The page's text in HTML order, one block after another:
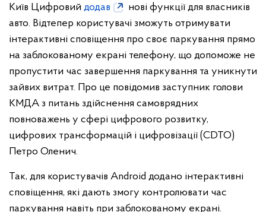
Київ Цифровий додав
нові функції для власників
авто. Відтепер користувачі зможуть отримувати
інтерактивні сповіщення про своє паркування прямо
на заблокованому екрані телефону, що допоможе не
пропустити час завершення паркування та уникнути
зайвих витрат. Про це повідомив заступник голови
КМДА з питань здійснення самоврядних
повноважень у сфері цифрового розвитку,
цифрових трансформацій і цифровізації (CDTO)
Петро Оленич.
Так, для користувачів Android додано інтерактивні
сповіщення, які дають змогу контролювати час
паркування навіть при заблокованому екрані.